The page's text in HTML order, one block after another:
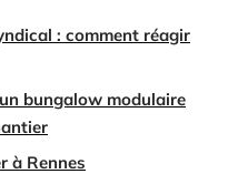
: comment réagir
bungalow modulaire
à Rennes